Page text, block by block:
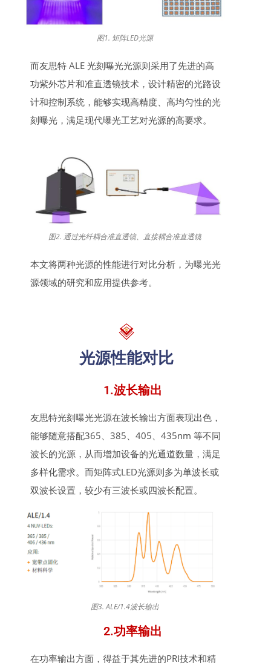
图1. 矩阵LED光源
而友思特 ALE 光刻曝光光源则采用了先进的高
功紫外芯片和准直透镜技术，设计精密的光路设
计和控制系统，能够实现高精度、高均匀性的光
刻曝光，满足现代曝光工艺对光源的高要求。
图2. 通过光纤耦合准直透镜、直接耦合准直透镜
本文将两种光源的性能进行对比分析，为曝光光
源领域的研究和应用提供参考。
光源性能对比
1.波长输出
友思特光刻曝光光源在波长输出方面表现出色，
能够随意搭配365、385、405、435nm 等不同
波长的光源，从而增加设备的光通道数量，满足
多样化需求。而矩阵式LED光源则多为单波长或
双波长设置，较少有三波长或四波长配置。
图3. ALE/1.4波长输出
2.功率输出
在功率输出方面，得益于其先进的PRI技术和精